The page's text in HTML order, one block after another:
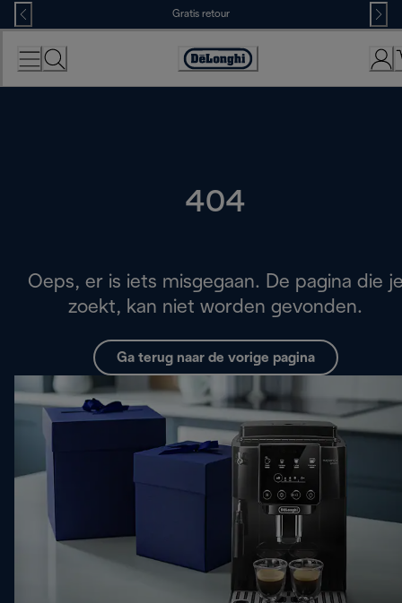
Skip
to
Content
Gratis retour
Accessibility
Statement
404
Oeps, er is iets misgegaan. De pagina die
zoekt, kan niet worden gevonden.
Ga terug naar de vorige pagina